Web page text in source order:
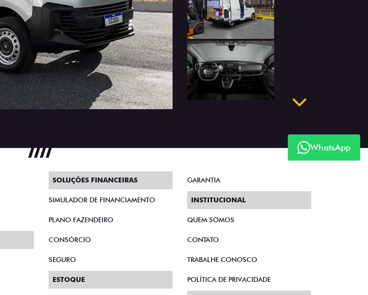
WhatsApp
SOLUÇÕES FINANCEIRAS
SIMULADOR DE FINANCIAMENTO
PLANO FAZENDEIRO
CONSÓRCIO
SEGURO
ESTOQUE
GARANTIA
INSTITUCIONAL
QUEM SOMOS
CONTATO
TRABALHE CONOSCO
POLÍTICA DE PRIVACIDADE